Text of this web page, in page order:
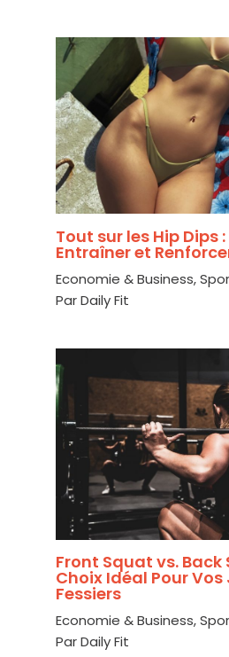
Tout sur les Hip Dips
Entraîner et
Economie & Business,
ParDaily Fit
Front Squat vs. Back
Choix Idéal Pour
Fessiers
Economie & Business,
ParDaily Fit